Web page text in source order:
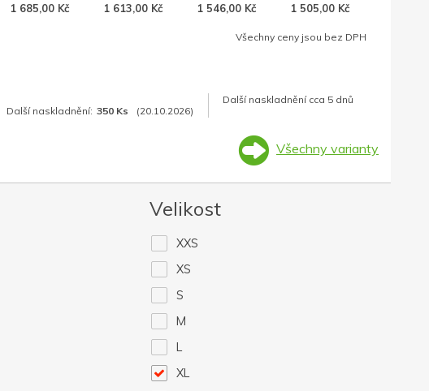
1 685,00 Kč 1 613,00 Kč 1 546,00 Kč 1 505,00 Kč
Všechny ceny jsou bez DPH
Další naskladnění: 350 Ks (20.10.2026)
Další naskladnění cca 5 dnů
Všechny varianty
Velikost
XXS
XS
S
M
L
XL